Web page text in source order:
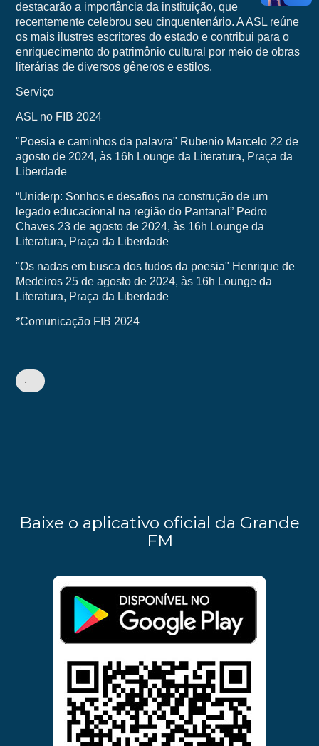
destacarão a importância da instituição, que
recentemente celebrou seu cinquentenário. A ASL reúne
os mais ilustres escritores do estado e contribui para o
enriquecimento do patrimônio cultural por meio de obras
literárias de diversos gêneros e estilos.
Serviço
ASL no FIB 2024
"Poesia e caminhos da palavra" Rubenio Marcelo 22 de
agosto de 2024, às 16h Lounge da Literatura, Praça da
Liberdade
“Uniderp: Sonhos e desafios na construção de um
legado educacional na região do Pantanal” Pedro
Chaves 23 de agosto de 2024, às 16h Lounge da
Literatura, Praça da Liberdade
"Os nadas em busca dos tudos da poesia" Henrique de
Medeiros 25 de agosto de 2024, às 16h Lounge da
Literatura, Praça da Liberdade
*Comunicação FIB 2024
•
Baixe o aplicativo oficial da Grande
FM